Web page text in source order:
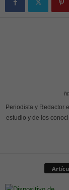
Periodista y Redactor
estudio y de los